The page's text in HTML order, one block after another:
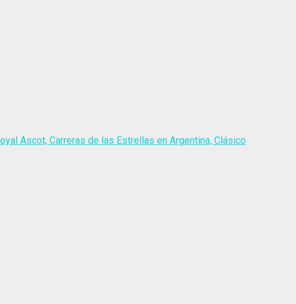
Ascot, Carreras de las Estrellas en Argentina, Clásico